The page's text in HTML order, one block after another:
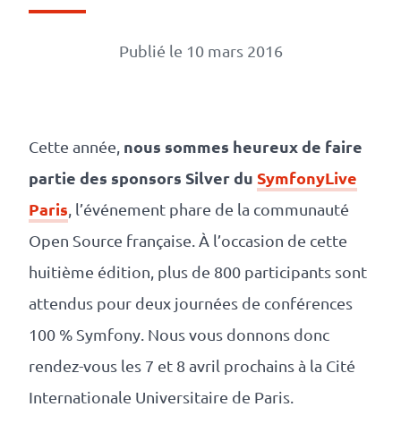
Numérique
responsable
clients
La
coopérative
On
recrute
Simulateur
de
Publié le 10 mars 2016
Cette année, nous sommes heureux de faire
partie des sponsors Silver du SymfonyLive
Paris , l’événement phare de la communauté
Open Source française. À l’occasion de cette
huitième édition, plus de 800 participants sont
attendus pour deux journées de conférences
100 % Symfony. Nous vous donnons donc
rendez-vous les 7 et 8 avril prochains à la Cité
Internationale Universitaire de Paris.